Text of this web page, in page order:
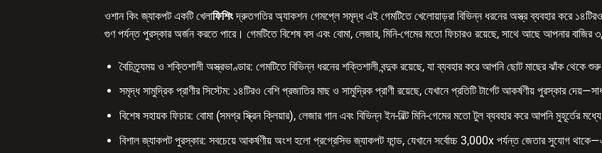
ওশান কিং জ্যাকপট একটি খেলাফিশিংদ্রুতগতির অ্যাকশন গেমপ্লে সমৃদ্ধ এই গেমটিতে খেলোয়াড়রা বিভিন্ন ধরনের অস্ত্র ব্যবহার করে
গুণ পর্যন্ত পুরস্কার অর্জন করতে পারে। গেমটিতে বিশেষ বস এবং বোমা, লেজার, মিনি-গেমের মতো ফিচারও রয়েছে, সাথে আছে আপনার
বৈচিত্র্যময় ও শক্তিশালী অস্ত্রভাণ্ডার: গেমটিতে বিভিন্ন ধরনের শক্তিশালী বন্দুক রয়েছে, যা ব্যবহার করে আপনি ছোট মাছের ঝাঁক থেকে
সমৃদ্ধ সামুদ্রিক প্রাণীর সিস্টেম: ১৪টিরও বেশি প্রজাতির মাছ ও সামুদ্রিক প্রাণী রয়েছে, যেখানে প্রতিটি টার্গেট আকর্ষণীয় পুরস্কার
বিশেষ সহায়ক ফিচার: বোমা (সমগ্র স্ক্রিন ক্লিয়ার), লেজার গান এবং বিভিন্ন ইন-বিল্ট মিনি-গেমের মতো টুল ব্যবহার করে আপনি মুহূর্তের
বিশাল জ্যাকপট পুরস্কার: সবচেয়ে আকর্ষণীয় অংশ হলো প্রগ্রেসিভ জ্যাকপট ফান্ড, যেখানে সর্বোচ্চ 3,000x পর্যন্ত জেতার সুযোগ